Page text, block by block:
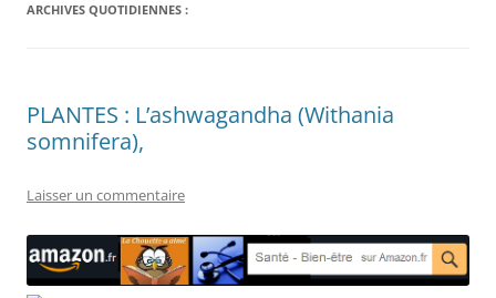
ARCHIVES QUOTIDIENNES :
PLANTES : L’ashwagandha (Withania
somnifera),
Laisser un commentaire